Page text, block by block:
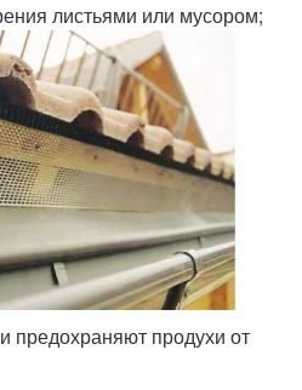
листьями или мусором;
предохраняют продухи от